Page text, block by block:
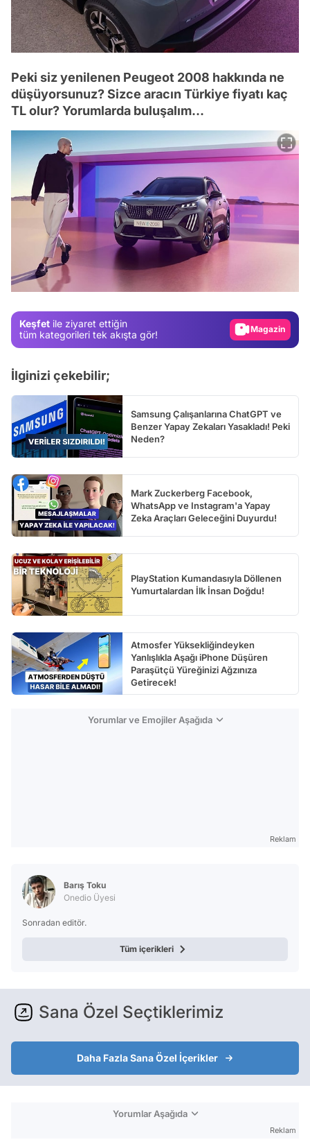
Peki siz yenilenen Peugeot 2008 hakkında ne
düşüyorsunuz? Sizce aracın Türkiye fiyatı kaç
TL olur? Yorumlarda buluşalım...
Keşfet ile ziyaret ettiğin
tüm kategorileri tek akışta gör!
Video
İlginizi çekebilir;
Samsung Çalışanlarına ChatGPT ve
Benzer Yapay Zekaları Yasakladı! Peki
Neden?
Mark Zuckerberg Facebook,
WhatsApp ve Instagram'a Yapay
Zeka Araçları Geleceğini Duyurdu!
PlayStation Kumandasıyla Döllenen
Yumurtalardan İlk İnsan Doğdu!
Atmosfer Yüksekliğindeyken
Yanlışlıkla Aşağı iPhone Düşüren
Paraşütçü Yüreğinizi Ağzınıza
Getirecek!
Yorumlar ve Emojiler Aşağıda
Reklam
Barış Toku
Onedio Üyesi
Sonradan editör.
Tüm içerikleri
Sana Özel Seçtiklerimiz
Daha Fazla Sana Özel İçerikler
Yorumlar Aşağıda
Reklam